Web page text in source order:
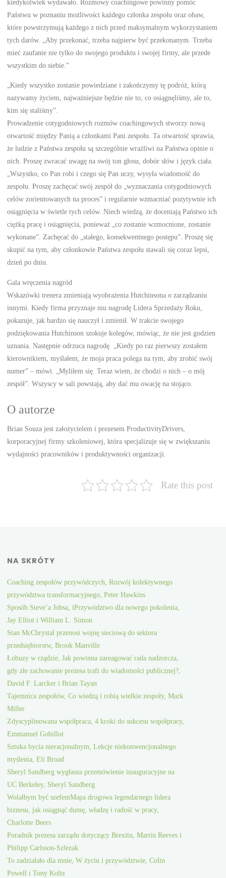
kiedykolwiek wydawało. Rozmowy coachingowe powinny pomóc
Państwu w poznaniu możliwości każdego członka zespołu oraz obaw,
które powstrzymują każdego z nich przed maksymalnym wykorzystaniem
tych darów. „Aby przekonać, trzeba najpierw być przekonanym. Trzeba
mieć zaufanie nie tylko do swojego produktu i swojej firmy, ale przede
wszystkim do siebie.”
„Kiedy wszystko zostanie powiedziane i zakończymy tę podróż, którą
nazywamy życiem, najważniejsze będzie nie to, co osiągnęliśmy, ale to,
kim się staliśmy”.
Prowadzenie cotygodniowych rozmów coachingowych stworzy nową
otwartość między Panią a członkami Pani zespołu. Ta otwartość sprawia,
że ludzie z Państwa zespołu są szczególnie wrażliwi na Państwa opinie o
nich. Proszę zwracać uwagę na swój ton głosu, dobór słów i język ciała.
„Wszystko, co Pan robi i czego się Pan uczy, wysyła wiadomość do
zespołu. Proszę zachęcać swój zespół do „wyznaczania cotygodniowych
celów zorientowanych na proces” i regularnie wzmacniać pozytywnie ich
osiągnięcia w świetle tych celów. Niech wiedzą, że doceniają Państwo ich
ciężką pracę i osiągnięcia, ponieważ „co zostanie wzmocnione, zostanie
wykonane”. Zachęcać do „stałego, konsekwentnego postępu”. Proszę się
skupić na tym, aby członkowie Państwa zespołu stawali się coraz lepsi,
dzień po dniu.
Gala wręczenia nagród
Wskazówki trenera zmieniają wyobrażenia Hutchinsona o zarządzaniu
innymi. Kiedy firma przyznaje mu nagrodę Lidera Sprzedaży Roku,
pokazuje, jak bardzo się nauczył i zmienił. W trakcie swojego
podziękowania Hutchinson szokuje kolegów, mówiąc, że nie jest godzien
uznania. Następnie odrzuca nagrodę. „Kiedy po raz pierwszy zostałem
kierownikiem, myślałem, że moja praca polega na tym, aby zrobić swój
numer” – mówi. „Myliłem się. Teraz wiem, że chodzi o nich – o mój
zespół”. Wszyscy w sali powstają, aby dać mu owację na stojąco.
O autorze
Brian Souza jest założycielem i prezesem ProductivityDrivers,
korporacyjnej firmy szkoleniowej, która specjalizuje się w zwiększaniu
wydajności pracowników i produktywności organizacji.
Rate this post
NA SKRÓTY
Coaching zespołów przywódczych, Rozwój kolektywnego
przywództwa transformacyjnego, Peter Hawkins
Sposób Steve’a Jobsa, iPrzywództwo dla nowego pokolenia,
Jay Elliot i William L. Simon
Stan McChrystal przenosi wojnę sieciową do sektora
przedsiębiorstw, Brook Manville
Łobuzy w rządzie, Jak powinna zareagować rada nadzorcza,
gdy złe zachowanie prezesa trafi do wiadomości publicznej?,
David F. Larcker i Brian Tayan
Tajemnica zespołów, Co wiedzą i robią wielkie zespoły, Mark
Miller
Zdyscyplinowana współpraca, 4 kroki do sukcesu współpracy,
Emmanuel Gobillot
Sztuka bycia nieracjonalnym, Lekcje niekonwencjonalnego
myślenia, Eli Broad
Sheryl Sandberg wygłasza przemówienie inauguracyjne na
UC Berkeley, Sheryl Sandberg
Wolałbym być szefemMapa drogowa legendarnego lidera
biznesu, jak osiągnąć dumę, władzę i radość w pracy,
Charlotte Beers
Poradnik prezesa zarządu dotyczący Brexitu, Martin Reeves i
Philipp Carlsson-Szlezak
To zadziałało dla mnie, W życiu i przywództwie, Colin
Powell i Tony Koltz